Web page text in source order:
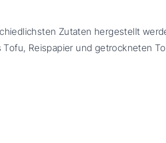
Zutaten hergestellt
Reispapier und getrockneten